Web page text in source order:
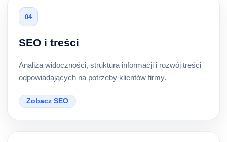
04
SEO i treści
Analiza widoczności, struktura informacji i rozwój treści
odpowiadających na potrzeby klientów firmy.
Zobacz SEO